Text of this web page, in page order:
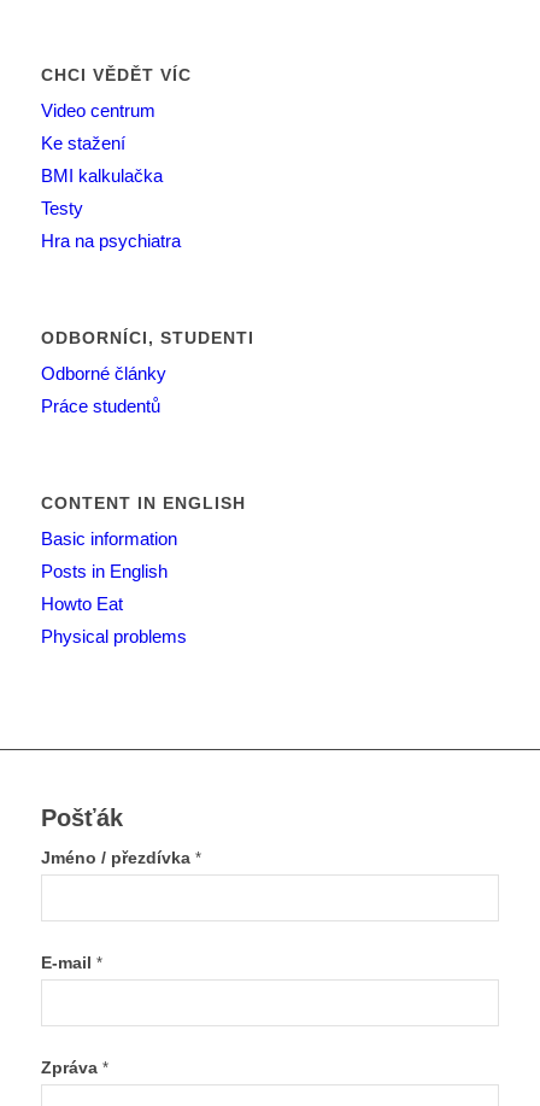
CHCI VĚDĚT VÍC
Video centrum
Ke stažení
BMI kalkulačka
Testy
Hra na psychiatra
ODBORNÍCI, STUDENTI
Odborné články
Práce studentů
CONTENT IN ENGLISH
Basic information
Posts in English
Howto Eat
Physical problems
Pošťák
Jméno / přezdívka *
E-mail *
Zpráva *